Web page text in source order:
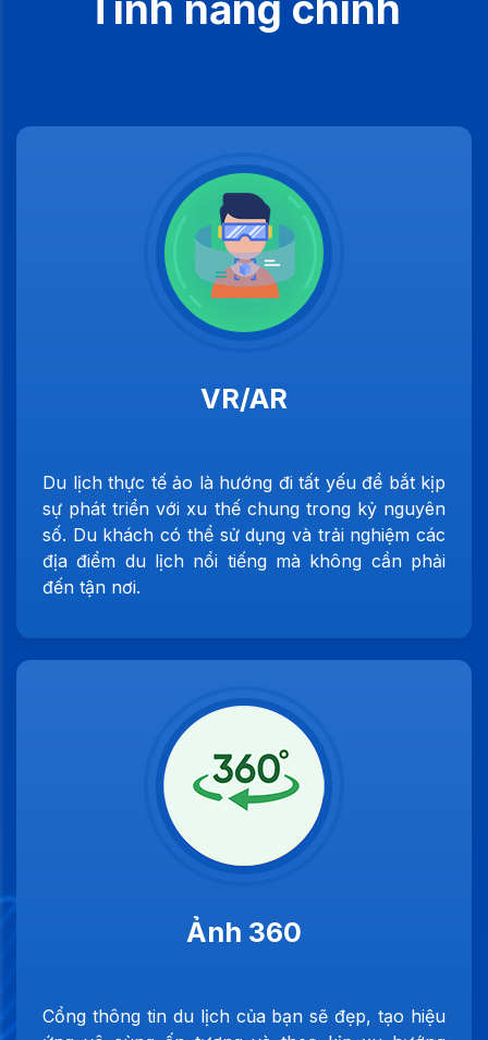
VR/AR
Du lịch thực tế ảo là hướng đi tất yếu để bắt kịp
sự phát triển với xu thế chung trong kỷ nguyên
số. Du khách có thể sử dụng và trải nghiệm các
địa điểm du lịch nổi tiếng mà không cần phải
đến tận nơi.
Ảnh 360
Cổng thông tin du lịch của bạn sẽ đẹp, tạo hiệu